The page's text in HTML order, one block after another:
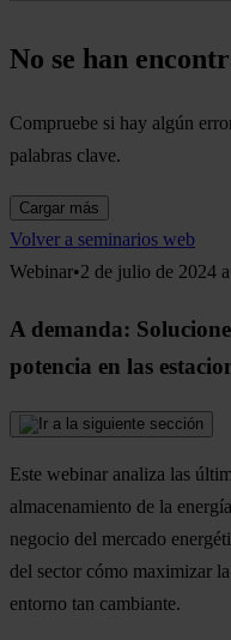
No se han
Compruebe si hay algún
palabras clave.
Cargar más
Volver a seminarios web
Webinar•2 de julio de 2024
A demanda:
potencia en las
Este webinar analiza las
almacenamiento de la
negocio del mercado
del sector cómo maximizar
entorno tan cambiante.